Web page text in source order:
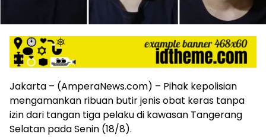
maupun
media
siber
lainnya,
Koran
dan
media
Jakarta – (AmperaNews.com) – Pihak kepolisian
mengamankan ribuan butir jenis obat keras tanpa
izin dari tangan tiga pelaku di kawasan Tangerang
Selatan pada Senin (18/8).